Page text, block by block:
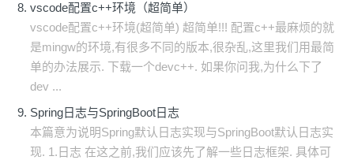
vscode配置c++环境（超简单）
vscode配置c++环境(超简单) 超简单!!! 配置c++最麻烦的就
是mingw的环境,有很多不同的版本,很杂乱,这里我们用最简
单的办法展示. 下载一个devc++. 如果你问我,为什么下了
dev ...
Spring日志与SpringBoot日志
本篇意为说明Spring默认日志实现与SpringBoot默认日志实
现. 1.日志 在这之前,我们应该先了解一些日志框架. 具体可